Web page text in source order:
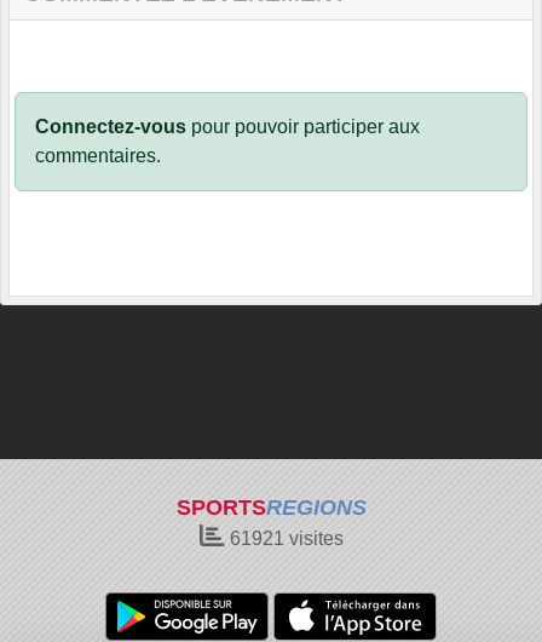
Connectez-vous pour pouvoir participer aux
commentaires.
SPORTSREGIONS
61921 visites